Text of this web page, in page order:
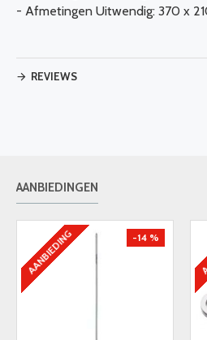
- Afmetingen Uitwendig: 370 x
REVIEWS
AANBIEDINGEN
AANBIEDING -14 %